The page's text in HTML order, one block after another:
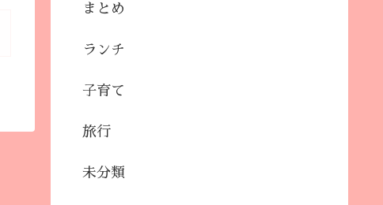
まとめ
ランチ
子育て
旅行
未分類